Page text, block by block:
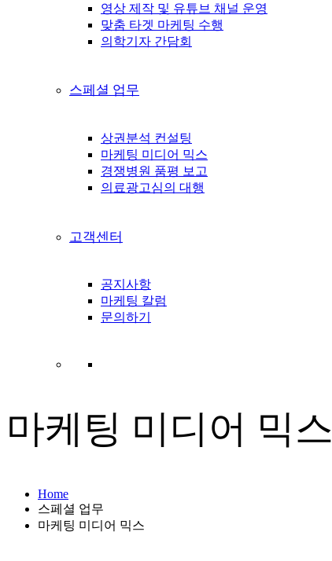
영상 제작 및 유튜브 채널 운영
맞춤 타겟 마케팅 수행
의학기자 간담회
스페셜 업무
상권분석 컨설팅
마케팅 미디어 믹스
경쟁병원 품평 보고
의료광고심의 대행
고객센터
공지사항
마케팅 칼럼
문의하기
마케팅 미디어 믹스
Home
스페셜 업무
마케팅 미디어 믹스